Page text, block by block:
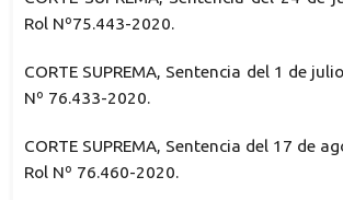
Rol Nº75.443-2020.
CORTE SUPREMA, Sentencia del 1 de
Nº 76.433-2020.
CORTE SUPREMA, Sentencia del 17 de
Rol Nº 76.460-2020.